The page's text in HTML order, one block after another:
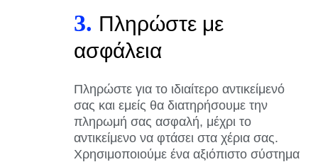
3. Πληρώστε με
ασφάλεια
Πληρώστε για το ιδιαίτερο αντικείμενό
σας και εμείς θα διατηρήσουμε την
πληρωμή σας ασφαλή, μέχρι το
αντικείμενο να φτάσει στα χέρια σας.
Χρησιμοποιούμε ένα αξιόπιστο σύστημα